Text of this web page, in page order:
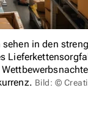
in den
Bild: ©